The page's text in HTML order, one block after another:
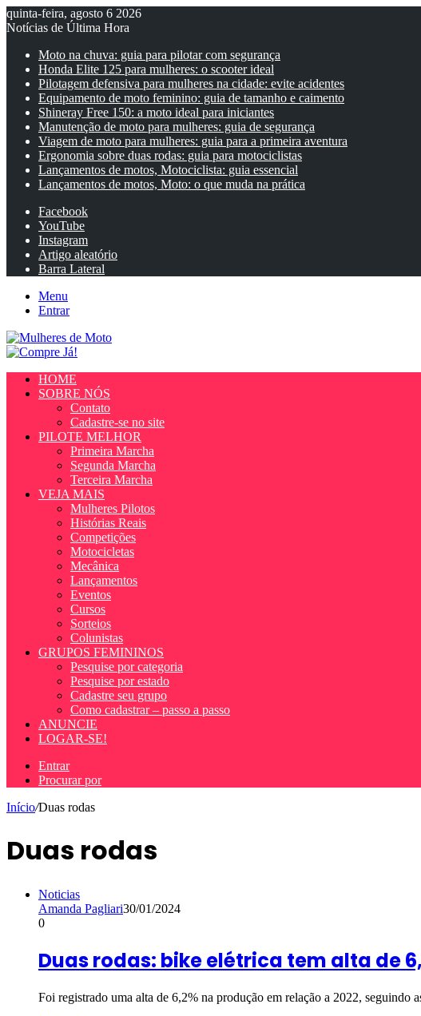
quinta-feira, agosto 6 2026
Notícias de Última Hora
Moto na chuva: guia para pilotar com segurança
Honda Elite 125 para mulheres: o scooter ideal
Pilotagem defensiva para mulheres na cidade: evite acidentes
Equipamento de moto feminino: guia de tamanho e caimento
Shineray Free 150: a moto ideal para iniciantes
Manutenção de moto para mulheres: guia de segurança
Viagem de moto para mulheres: guia para a primeira aventura
Ergonomia sobre duas rodas: guia para motociclistas
Lançamentos de motos, Motociclista: guia essencial
Lançamentos de motos, Moto: o que muda na prática
Facebook
YouTube
Instagram
Artigo aleatório
Barra Lateral
Menu
Entrar
HOME
SOBRE NÓS
Contato
Cadastre-se no site
PILOTE MELHOR
Primeira Marcha
Segunda Marcha
Terceira Marcha
VEJA MAIS
Mulheres Pilotos
Histórias Reais
Competições
Motocicletas
Mecânica
Lançamentos
Eventos
Cursos
Sorteios
Colunistas
GRUPOS FEMININOS
Pesquise por categoria
Pesquise por estado
Cadastre seu grupo
Como cadastrar – passo a passo
ANUNCIE
LOGAR-SE!
Entrar
Procurar por
Início/Duas rodas
Duas rodas
Noticias
Amanda Pagliari30/01/2024
0
Duas rodas: bike elétrica tem alta de
Foi registrado uma alta de 6,2% na produção em relação a 2022, seguindo